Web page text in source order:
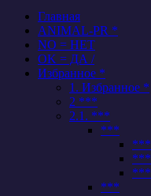
Главная
ANIMAL-PR *
NO = НЕТ
OK = ДА /
Избранное *
1. Избранное *
2 ***
2.1. ***
***
***
***
***
***